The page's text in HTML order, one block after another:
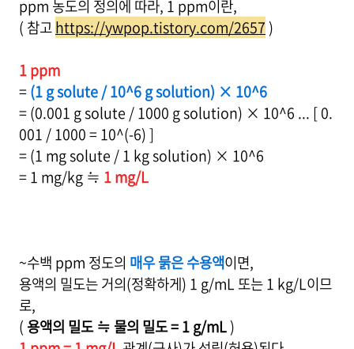
ppm 농도의 정의에 따라, 1 ppm이란,
( 참고https://ywpop.tistory.com/2657 )
1 ppm
=(1 g solute / 10^6 g solution) × 10^6
= (0.001 g solute / 1000 g solution) × 10^6 ... [ 0.
001 / 1000 = 10^(-6) ]
= (1 mg solute / 1 kg solution) × 10^6
= 1 mg/kg ≒ 1 mg/L
~수백 ppm 정도의 매우 묽은 수용액이면,
용액의 밀도는 거의(정확하게) 1 g/mL 또는 1 kg/L이므
로,
( 용액의 밀도 ≒ 물의 밀도 = 1 g/mL)